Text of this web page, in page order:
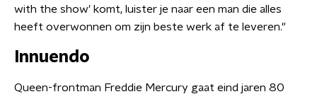
with the show' komt, luister je naar een man die alles
heeft overwonnen om zijn beste werk af te leveren."
Innuendo
Queen-frontman Freddie Mercury gaat eind jaren 80